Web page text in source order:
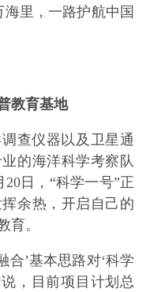
里，一路护航中国
教育基地
查仪器以及卫星通
的海洋科学考察队
日，“科学一号”正
余热，开启自己的
。
合’基本思路对‘科学
，目前项目计划总